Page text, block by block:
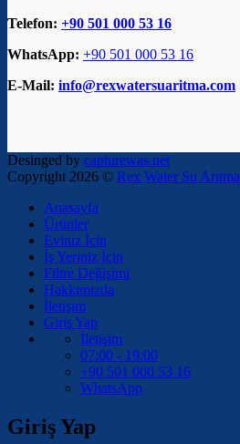
Telefon: +90 501 000 53 16
WhatsApp: +90 501 000 53 16
E-Mail: info@rexwatersuaritma.com
Desinged by capturewas.net
Copyright 2026 © Rex Water Su Arıtma
Anasayfa
Ürünler
Eviniz İçin
İş Yeriniz İçin
Filtre Değişimi
Hakkımızda
İletişim
Giriş Yap
İletişim
07:00 - 19:00
+90 501 000 53 16
WhatsApp
Giriş Yap